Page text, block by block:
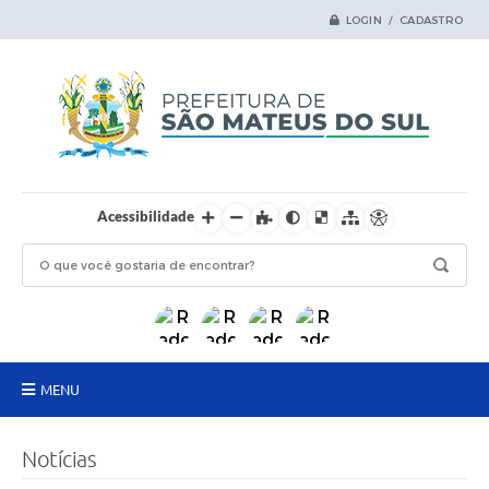
LOGIN / CADASTRO
Acessibilidade
MENU
Notícias